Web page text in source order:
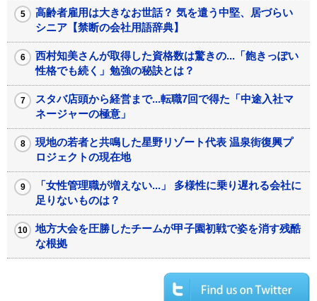
高齢者雇用は大きなお世話？ 気を遣う中堅、居づらい
シニア【禁断の会社用語辞典】
西村知美さんが取得した資格数は驚きの...「飽きっぽい
性格でも続く」勉強の秘訣とは？
スタバ店頭から経営まで...転職7回で得た「中途入社マ
ネージャーの極意」
現地の若者と共鳴した星野リゾート代表 温泉街復興プ
ロジェクトの現在地
「女性管理職が増えない...」 多様性に乗り遅れる会社に
足りないものは？
地方大会を圧勝したチームが甲子園初戦で姿を消す残酷
な根拠